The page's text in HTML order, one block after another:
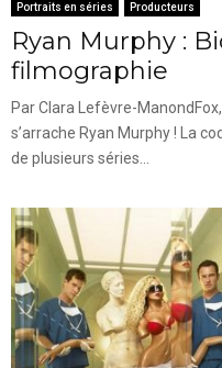
Portraits en séries Producteurs
Ryan Murphy :
filmographie
Par Clara Lefèvre-
s’arrache Ryan Murphy ! La
de plusieurs séries...